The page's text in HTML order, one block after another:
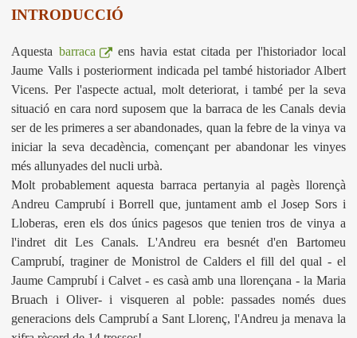
INTRODUCCIÓ
Aquesta barraca
ens havia estat citada per l'historiador local
Jaume Valls i posteriorment indicada pel també historiador Albert
Vicens. Per l'aspecte actual, molt deteriorat, i també per la seva
situació en cara nord suposem que la barraca de les Canals devia
ser de les primeres a ser abandonades, quan la febre de la vinya va
iniciar la seva decadència, començant per abandonar les vinyes
més allunyades del nucli urbà.
Molt probablement aquesta barraca pertanyia al pagès llorençà
Andreu Camprubí i Borrell que, juntament amb el Josep Sors i
Lloberas, eren els dos únics pagesos que tenien tros de vinya a
l'indret dit Les Canals. L'Andreu era besnét d'en Bartomeu
Camprubí, traginer de Monistrol de Calders el fill del qual - el
Jaume Camprubí i Calvet - es casà amb una llorençana - la Maria
Bruach i Oliver- i visqueren al poble: passades només dues
generacions dels Camprubí a Sant Llorenç, l'Andreu ja menava la